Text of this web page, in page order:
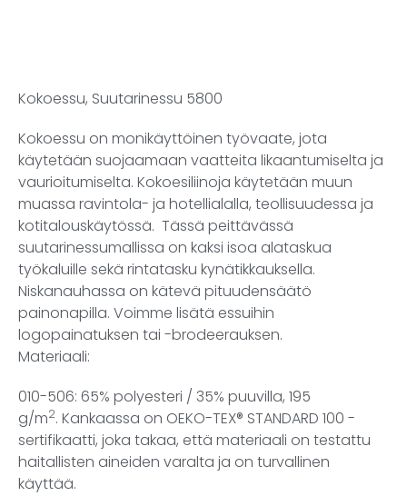
Kokoessu, Suutarinessu 5800
Kokoessu on monikäyttöinen työvaate, jota
käytetään suojaamaan vaatteita likaantumiselta ja
vaurioitumiselta. Kokoesiliinoja käytetään muun
muassa ravintola- ja hotellialalla, teollisuudessa ja
kotitalouskäytössä. Tässä peittävässä
suutarinessumallissa on kaksi isoa alataskua
työkaluille sekä rintatasku kynätikkauksella.
Niskanauhassa on kätevä pituudensäätö
painonapilla. Voimme lisätä essuihin
logopainatuksen tai -brodeerauksen.
Materiaali:
010-506: 65% polyesteri / 35% puuvilla, 195
g/m2. Kankaassa on OEKO-TEX® STANDARD 100 -
sertifikaatti, joka takaa, että materiaali on testattu
haitallisten aineiden varalta ja on turvallinen
käyttää.